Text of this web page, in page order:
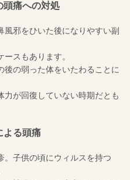
頭痛への対処
邪をひいた後になりやすい副
スもあります。
後の弱った体をいたわることに
が回復していない時期だとも
よる頭痛
。子供の頃にウィルスを持つ